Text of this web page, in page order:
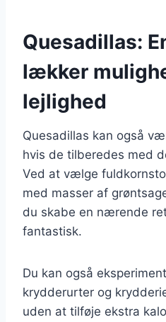
Quesadillas:
lækker
lejlighed
Quesadillas kan også
hvis de tilberedes med
Ved at vælge
med masser af
du skabe en nærende
fantastisk.
Du kan også
krydderurter og
uden at tilføje ekstra